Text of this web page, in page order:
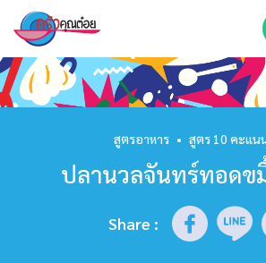
หน้าแรก
ร้านอาหาร
รายการย้อนหลัง
สูตรอาหาร • สูตร 10 คะแน
ปลานวลจันทร์ทอดข
Share :